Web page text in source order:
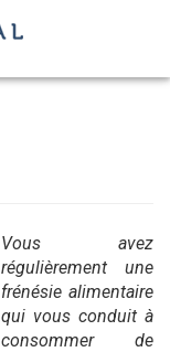
Vous avez
régulièrement une
frénésie alimentaire
qui vous conduit à
consommer de